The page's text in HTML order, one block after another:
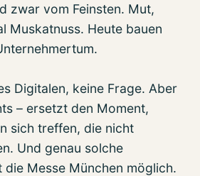
zwar vom Feinsten. Mut,
Muskatnuss. Heute bauen
Digitalen, keine Frage. Aber
– ersetzt den Moment,
sich treffen, die nicht
Und genau solche
die Messe München möglich.